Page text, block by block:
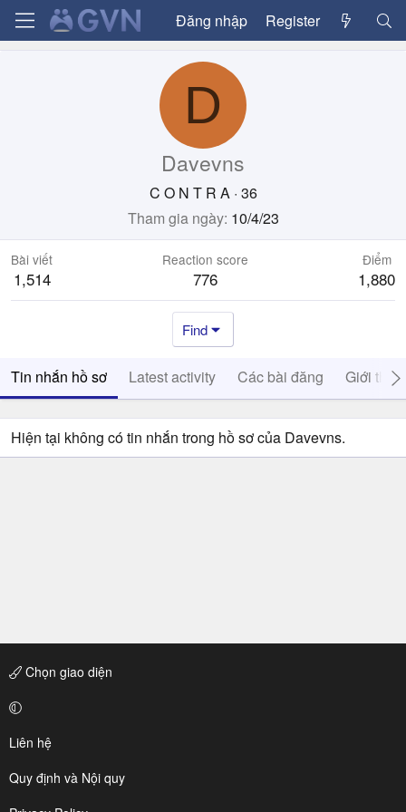
Đăng nhập Register
D
Davevns
C O N T R A · 36
Tham gia ngày 10/4/23
Bài viết
1,514
Reaction score
776
Điểm
1,880
Find
Tin nhắn hồ sơ Latest activity Các bài đăng Giới thiệu
Hiện tại không có tin nhắn trong hồ sơ của Davevns.
Chọn giao diện
Liên hệ
Quy định và Nội quy